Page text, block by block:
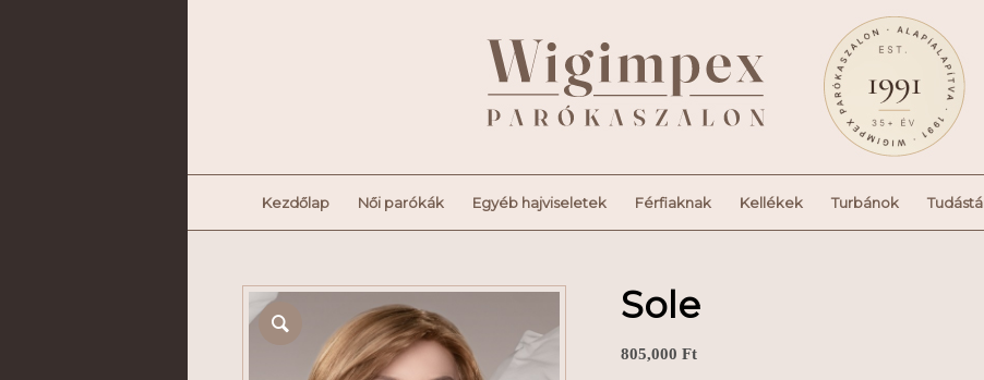
Kezdőlap Női parókák Egyéb hajviseletek Férfiaknak Kellékek Turbánok
Sole
805,000 Ft